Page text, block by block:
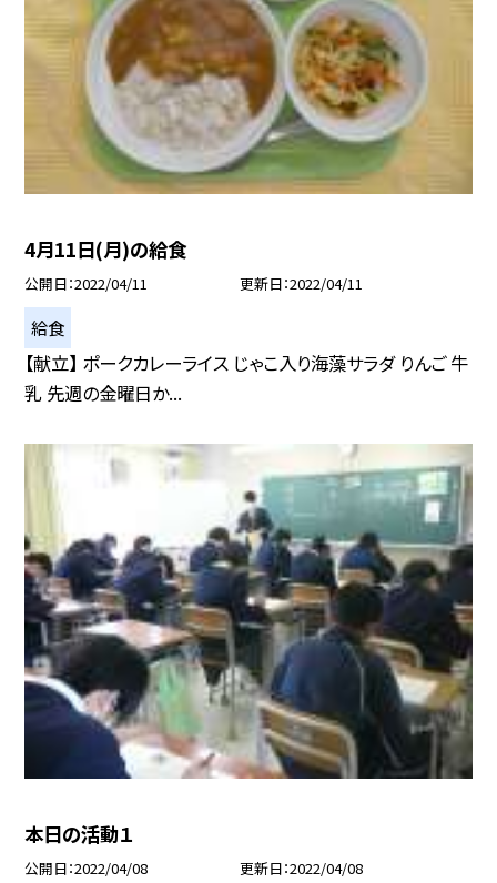
4月11日(月)の給食
公開日 2022/04/11 更新日 2022/04/11
給食
【献立】 ポークカレーライス じゃこ入り海藻サラダ りんご 牛
乳 先週の金曜日か...
本日の活動１
公開日 2022/04/08 更新日 2022/04/08